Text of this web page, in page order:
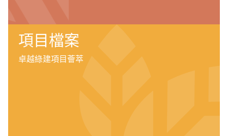
項目檔案
卓越綠建項目薈萃